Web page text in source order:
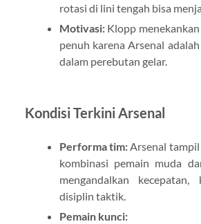
rotasi di lini tengah bisa
Motivasi:Klopp
penuh karena Arsenal
dalam perebutan gelar.
Kondisi Terkini Arsenal
Performa tim: Arsenal tampil
kombinasi pemain muda
mengandalkan kecepatan,
disiplin taktik.
Pemain kunci: